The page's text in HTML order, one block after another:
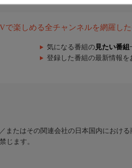
で楽しめる全チャンネルを網羅した
気になる番組の 見たい番組
登録した番組の最新情報を
たはその関連会社の日本国内における
じます。